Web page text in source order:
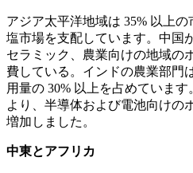
アジア太平洋地域は 35% 以上
塩市場を支配しています。中国
セラミック、農業向けの地域の
費している。インドの農業部門
用量の 30% 以上を占めていま
より、半導体および電池向けの
増加しました。
中東とアフリカ